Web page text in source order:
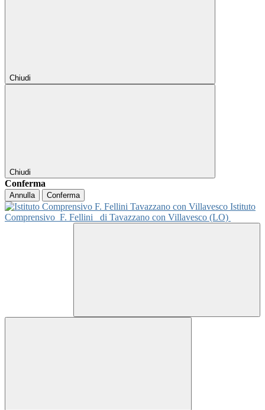
Chiudi
Chiudi
Conferma
Annulla Conferma
Istituto
Comprensivo F. Fellini di Tavazzano con Villavesco (LO)